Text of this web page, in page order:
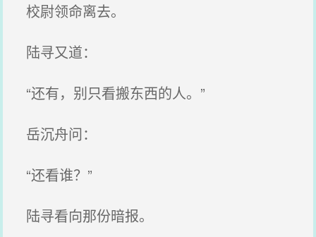
校尉领命离去。
陆寻又道：
“还有，别只看搬东西的人。”
岳沉舟问：
“还看谁？”
陆寻看向那份暗报。